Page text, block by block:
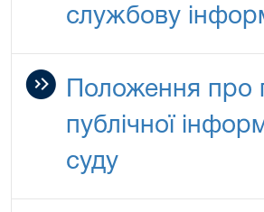
службову
Положення про
публічної
суду